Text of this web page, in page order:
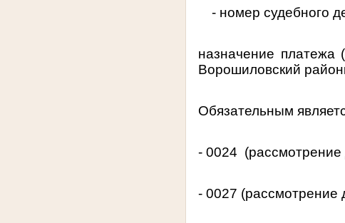
- номер судебного
назначение
Ворошиловский
Обязательным
- 0024 (рассмотрение
- 0027 (рассмотрение